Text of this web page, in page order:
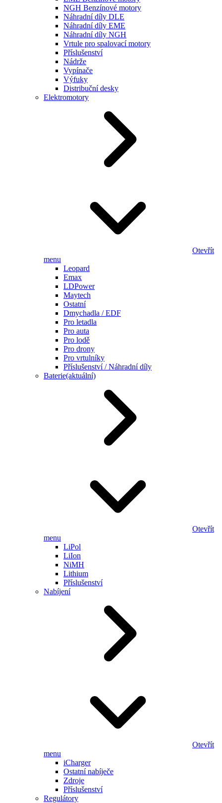
NGH Benzínové motory
Náhradní díly DLE
Náhradní díly EME
Náhradní díly NGH
Vrtule pro spalovací motory
Příslušenství
Nádrže
Vypínače
Výfuky
Distribuční desky
Elektromotory
Otevřít
menu
Leopard
Emax
LDPower
Maytech
Ostatní
Dmychadla / EDF
Pro letadla
Pro auta
Pro lodě
Pro drony
Pro vrtulníky
Příslušenství / Náhradní díly
Baterie(aktuální)
Otevřít
menu
LiPol
LiIon
NiMH
Lithium
Příslušenství
Nabíjení
Otevřít
menu
iCharger
Ostatní nabíječe
Zdroje
Příslušenství
Regulátory